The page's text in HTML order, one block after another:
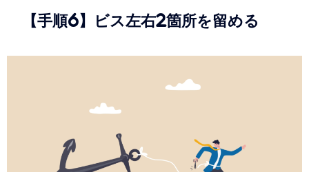
【手順6】ビス左右2箇所を留める